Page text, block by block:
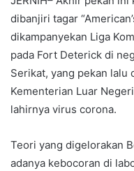
dibanjiri tagar
dikampanyekan Liga
pada Fort Deterick di
Serikat, yang pekan lalu
Kementerian Luar
lahirnya virus corona.
Teori yang digelorakan
adanya kebocoran di